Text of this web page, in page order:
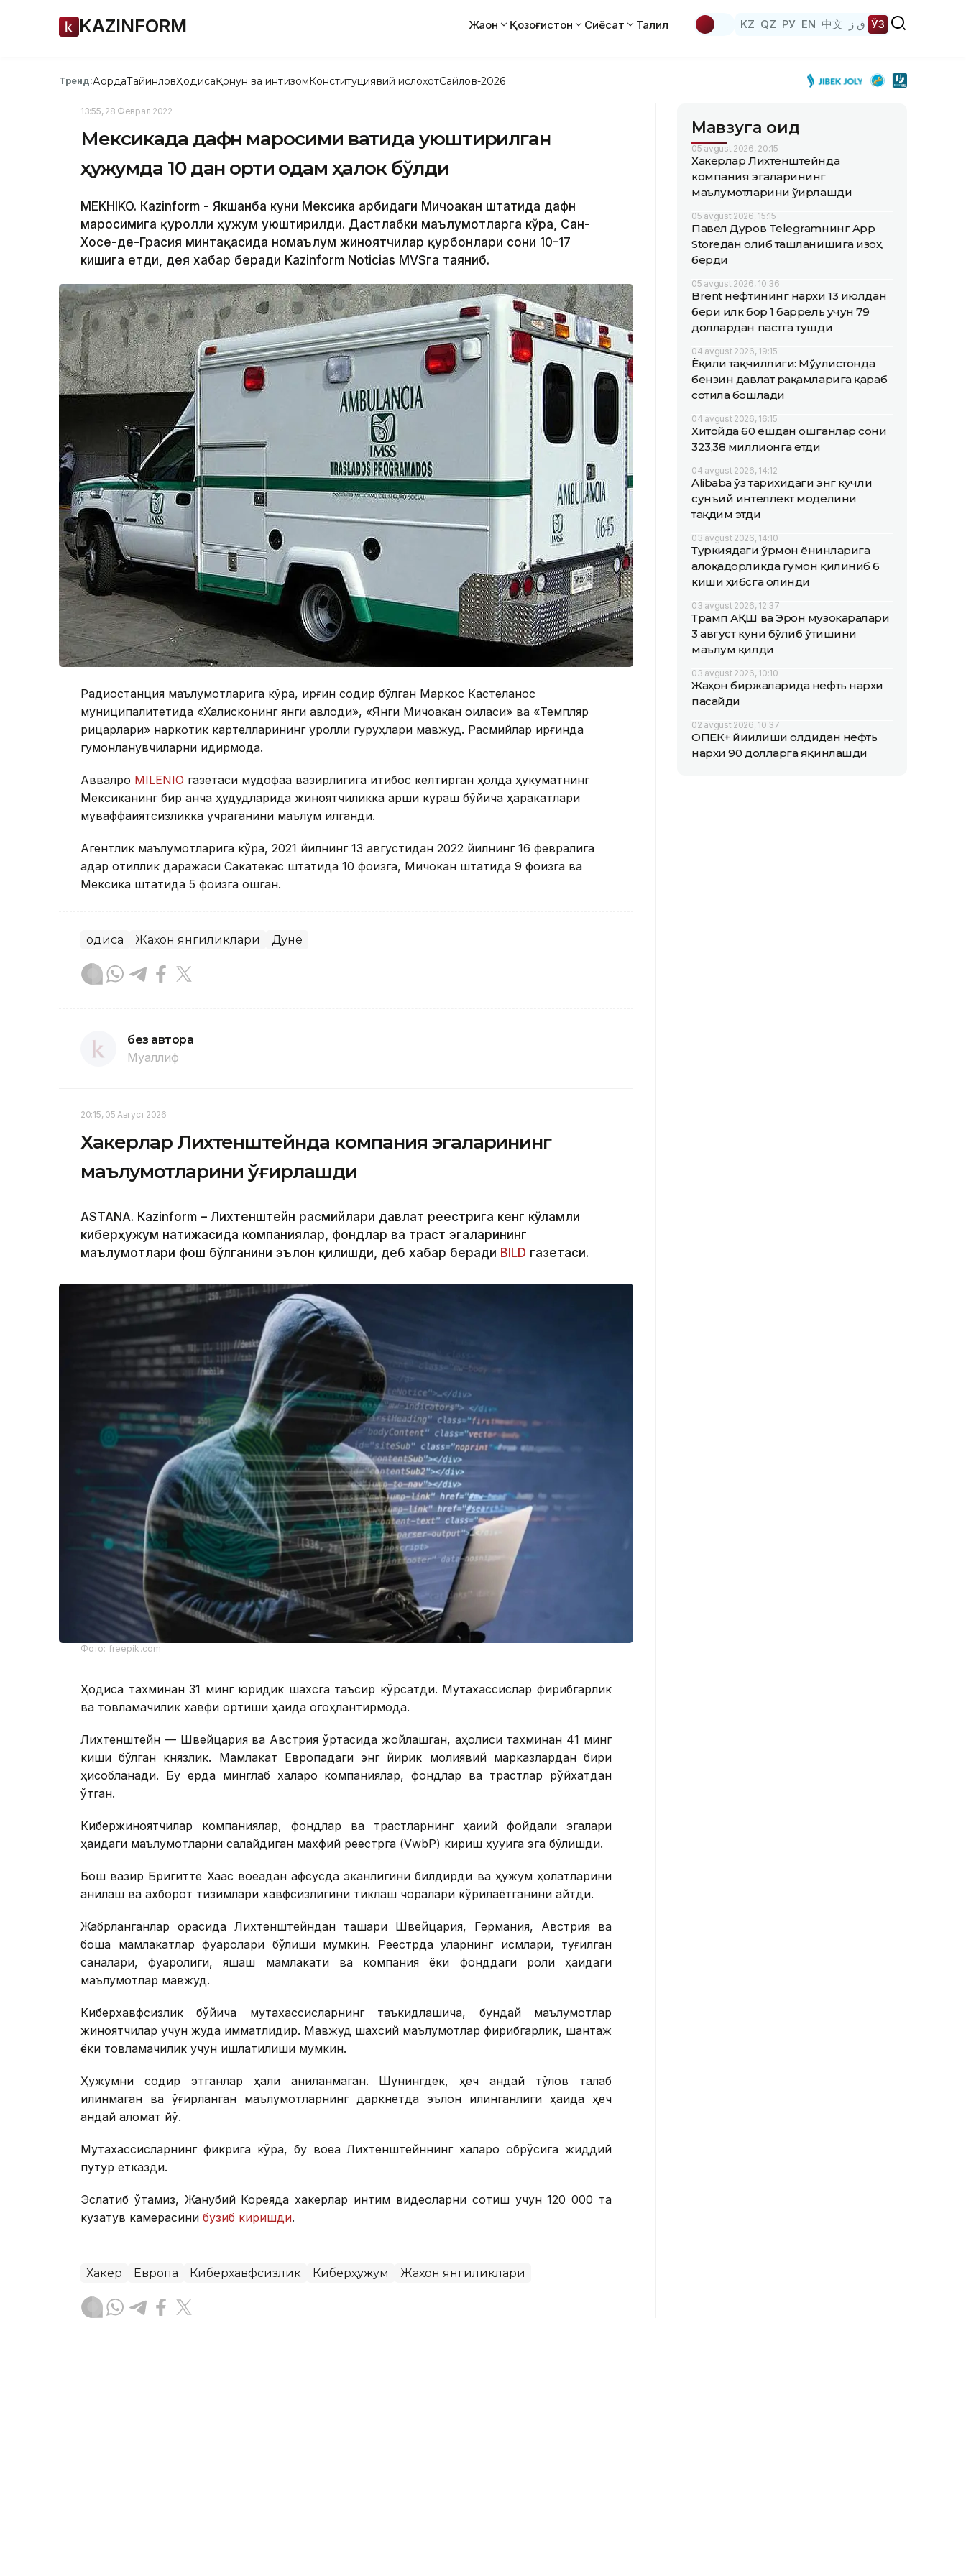
KAZINFORM Жаҳон Қозоғистон Сиёсат Таҳлил KZ QZ РУ EN 中文 ق ز ЎЗ
Тренд:АқордаТайинловҲодисаҚонун ва интизомКонституциявий ислоҳотСайлов-2026
13:55, 28 Феврал 2022
Мексикада дафн маросими вақтида уюштирилган
ҳужумда 10 дан ортиқ одам ҳалок бўлди
МЕKHIKO. Кazinform - Якшанба куни Мексика ғарбидаги Мичоакан штатида дафн
маросимига қуролли ҳужум уюштирилди. Дастлабки маълумотларга кўра, Сан-
Хосе-де-Грасия минтақасида номаълум жиноятчилар қурбонлари сони 10-17
кишига етди, дея хабар беради Kazinform Noticias МVSга таяниб.
Радиостанция маълумотларига кўра, қирғин содир бўлган Маркос Кастеланос
муниципалитетида «Халисконинг янги авлоди», «Янги Мичоакан оиласи» ва «Темпляр
рицарлари» наркотик картелларининг қуролли гуруҳлари мавжуд. Расмийлар қирғинда
гумонланувчиларни қидирмоқда.
Аввалроқ МILENIO газетаси мудофаа вазирлигига иқтибос келтирган ҳолда ҳукуматнинг
Мексиканинг бир қанча ҳудудларида жиноятчиликка қарши кураш бўйича ҳаракатлари
муваффақиятсизликка учраганини маълум қилганди.
Агентлик маълумотларига кўра, 2021 йилнинг 13 августидан 2022 йилнинг 16 февралига
қадар қотиллик даражаси Сакатекас штатида 10 фоизга, Мичокан штатида 9 фоизга ва
Мексика штатида 5 фоизга ошган.
Ҳодиса Жаҳон янгиликлари Дунё
без автора
Муаллиф
20:15, 05 Август 2026
Хакерлар Лихтенштейнда компания эгаларининг
маълумотларини ўғирлашди
ASTANА. Кazinform – Лихтенштейн расмийлари давлат реестрига кенг кўламли
киберҳужум натижасида компаниялар, фондлар ва траст эгаларининг
маълумотлари фош бўлганини эълон қилишди, деб хабар беради BILD газетаси.
Фото: freepik.com
Ҳодиса тахминан 31 минг юридик шахсга таъсир кўрсатди. Мутахассислар фирибгарлик
ва товламачилик хавфи ортиши ҳақида огоҳлантирмоқда.
Лихтенштейн — Швейцария ва Австрия ўртасида жойлашган, аҳолиси тахминан 41 минг
киши бўлган князлик. Мамлакат Европадаги энг йирик молиявий марказлардан бири
ҳисобланади. Бу ерда минглаб халқаро компаниялар, фондлар ва трастлар рўйхатдан
ўтган.
Кибержиноятчилар компаниялар, фондлар ва трастларнинг ҳақиқий фойдали эгалари
ҳақидаги маълумотларни сақлайдиган махфий реестрга (VwbP) кириш ҳуқуқига эга бўлишди.
Бош вазир Бригитте Хаас воқеадан афсусда эканлигини билдирди ва ҳужум ҳолатларини
аниқлаш ва ахборот тизимлари хавфсизлигини тиклаш чоралари кўрилаётганини айтди.
Жабрланганлар орасида Лихтенштейндан ташқари Швейцария, Германия, Австрия ва
бошқа мамлакатлар фуқаролари бўлиши мумкин. Реестрда уларнинг исмлари, туғилган
саналари, фуқаролиги, яшаш мамлакати ва компания ёки фонддаги роли ҳақидаги
маълумотлар мавжуд.
Киберхавфсизлик бўйича мутахассисларнинг таъкидлашича, бундай маълумотлар
жиноятчилар учун жуда қимматлидир. Мавжуд шахсий маълумотлар фирибгарлик, шантаж
ёки товламачилик учун ишлатилиши мумкин.
Ҳужумни содир этганлар ҳали аниқланмаган. Шунингдек, ҳеч қандай тўлов талаб
қилинмаган ва ўғирланган маълумотларнинг даркнетда эълон қилинганлиги ҳақида ҳеч
қандай аломат йўқ.
Мутахассисларнинг фикрига кўра, бу воқеа Лихтенштейннинг халқаро обрўсига жиддий
путур етказди.
Эслатиб ўтамиз, Жанубий Кореяда хакерлар интим видеоларни сотиш учун 120 000 та
кузатув камерасини бузиб киришди.
Хакер Европа Киберхавфсизлик Киберҳужум Жаҳон янгиликлари
Мавзуга оид
05 avgust 2026, 20:15
Хакерлар Лихтенштейнда
компания эгаларининг
маълумотларини ўғирлашди
05 avgust 2026, 15:15
Павел Дуров Telegramнинг App
Storeдан олиб ташланишига изоҳ
берди
05 avgust 2026, 10:36
Brent нефтининг нархи 13 июлдан
бери илк бор 1 баррель учун 79
доллардан пастга тушди
04 avgust 2026, 19:15
Ёқилғи тақчиллиги: Мўғулистонда
бензин давлат рақамларига қараб
сотила бошлади
04 avgust 2026, 16:15
Хитойда 60 ёшдан ошганлар сони
323,38 миллионга етди
04 avgust 2026, 14:12
Alibaba ўз тарихидаги энг кучли
сунъий интеллект моделини
тақдим этди
03 avgust 2026, 14:10
Туркиядаги ўрмон ёнғинларига
алоқадорликда гумон қилиниб 6
киши ҳибсга олинди
03 avgust 2026, 12:37
Трамп АҚШ ва Эрон музокаралари
3 август куни бўлиб ўтишини
маълум қилди
03 avgust 2026, 10:10
Жаҳон биржаларида нефть нархи
пасайди
02 avgust 2026, 10:37
ОПEК+ йиғилиши олдидан нефть
нархи 90 долларга яқинлашди